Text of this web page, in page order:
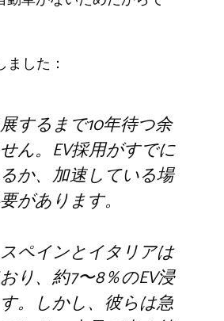
ました：
するまで10年待つ余
ん。EV採用がすでに
か、加速している場
があります。
ペインとイタリアは
り、約7〜8％のEV浸
。しかし、彼らは急